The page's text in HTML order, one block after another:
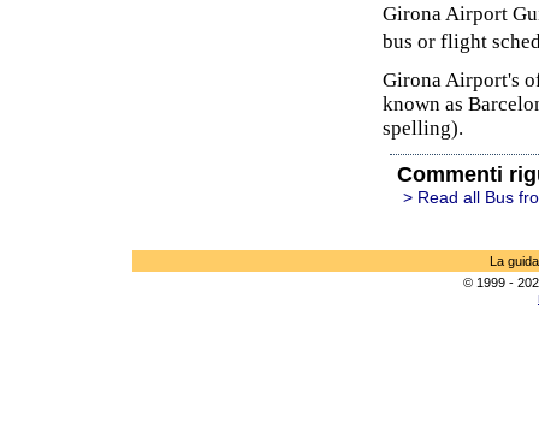
Girona Airport
bus or flight
Girona Airport's
known as
spelling).
Commenti
> Read all Bus
La
© 1999 -